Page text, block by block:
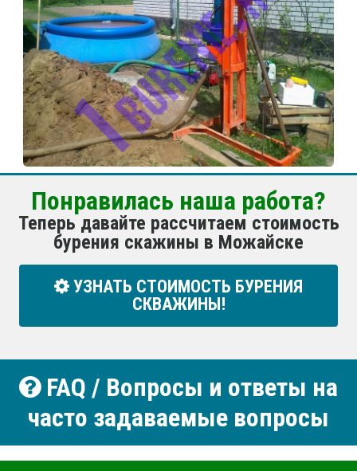
Понравилась наша работа?
Теперь давайте рассчитаем стоимость
бурения скажины в Можайске
УЗНАТЬ СТОИМОСТЬ БУРЕНИЯ
СКВАЖИНЫ!
FAQ / Вопросы и ответы на
часто задаваемые вопросы